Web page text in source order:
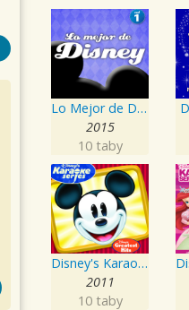
Lo Mejor de Disney en Español Vol. 1
2015
10 taby
Disney's Karaoke Series: Disney's Greatest Hits
2011
10 taby